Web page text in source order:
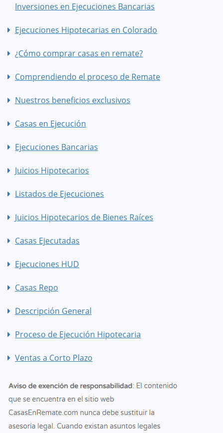
Inversiones en Ejecuciones Bancarias
Ejecuciones Hipotecarias en Colorado
¿Cómo comprar casas en remate?
Comprendiendo el proceso de Remate
Nuestros beneficios exclusivos
Casas en Ejecución
Ejecuciones Bancarias
Juicios Hipotecarios
Listados de Ejecuciones
Juicios Hipotecarios de Bienes Raíces
Casas Ejecutadas
Ejecuciones HUD
Casas Repo
Descripción General
Proceso de Ejecución Hipotecaria
Ventas a Corto Plazo